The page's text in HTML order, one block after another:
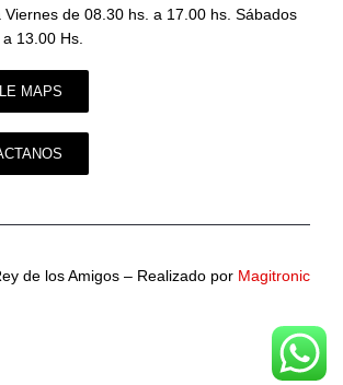
Viernes de 08.30 hs. a 17.00 hs. Sábados
13.00 Hs.
MAPS
de los Amigos – Realizado por Magitronic